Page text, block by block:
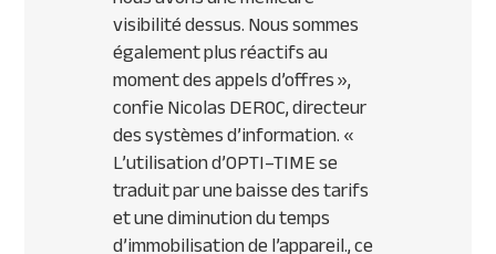
visibilité dessus. Nous sommes
également plus réactifs au
moment des appels d’offres »,
confie NicolasDEROC, directeur
des systèmes d’information.«
L’utilisation d’OPTI–TIMEse
traduit par une baisse des tarifs
et une diminution du temps
d’immobilisation de l’appareil., ce